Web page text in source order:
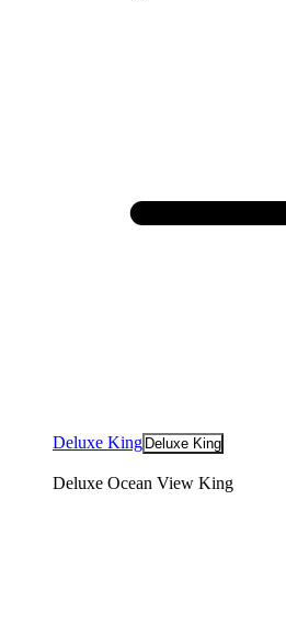
Deluxe King Deluxe King
Deluxe Ocean View King